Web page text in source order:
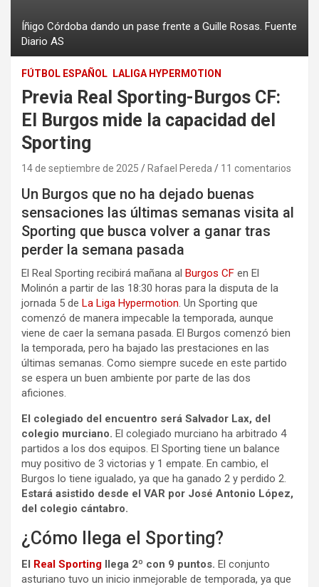
Íñigo Córdoba dando un pase frente a Guille Rosas. Fuente
Diario AS
FÚTBOL ESPAÑOL LALIGA HYPERMOTION
Previa Real Sporting-Burgos CF:
El Burgos mide la capacidad del
Sporting
14 de septiembre de 2025 Rafael Pereda 11 comentarios
Un Burgos que no ha dejado buenas
sensaciones las últimas semanas visita al
Sporting que busca volver a ganar tras
perder la semana pasada
El Real Sporting recibirá mañana al Burgos CF en El
Molinón a partir de las 18:30 horas para la disputa de la
jornada 5 de La Liga Hypermotion. Un Sporting que
comenzó de manera impecable la temporada, aunque
viene de caer la semana pasada. El Burgos comenzó bien
la temporada, pero ha bajado las prestaciones en las
últimas semanas. Como siempre sucede en este partido
se espera un buen ambiente por parte de las dos
aficiones.
El colegiado del encuentro será Salvador Lax, del
colegio murciano. El colegiado murciano ha arbitrado 4
partidos a los dos equipos. El Sporting tiene un balance
muy positivo de 3 victorias y 1 empate. En cambio, el
Burgos lo tiene igualado, ya que ha ganado 2 y perdido 2.
Estará asistido desde el VAR por José Antonio López,
del colegio cántabro.
¿Cómo llega el Sporting?
El Real Sporting llega 2º con 9 puntos. El conjunto
asturiano tuvo un inicio inmejorable de temporada, ya que